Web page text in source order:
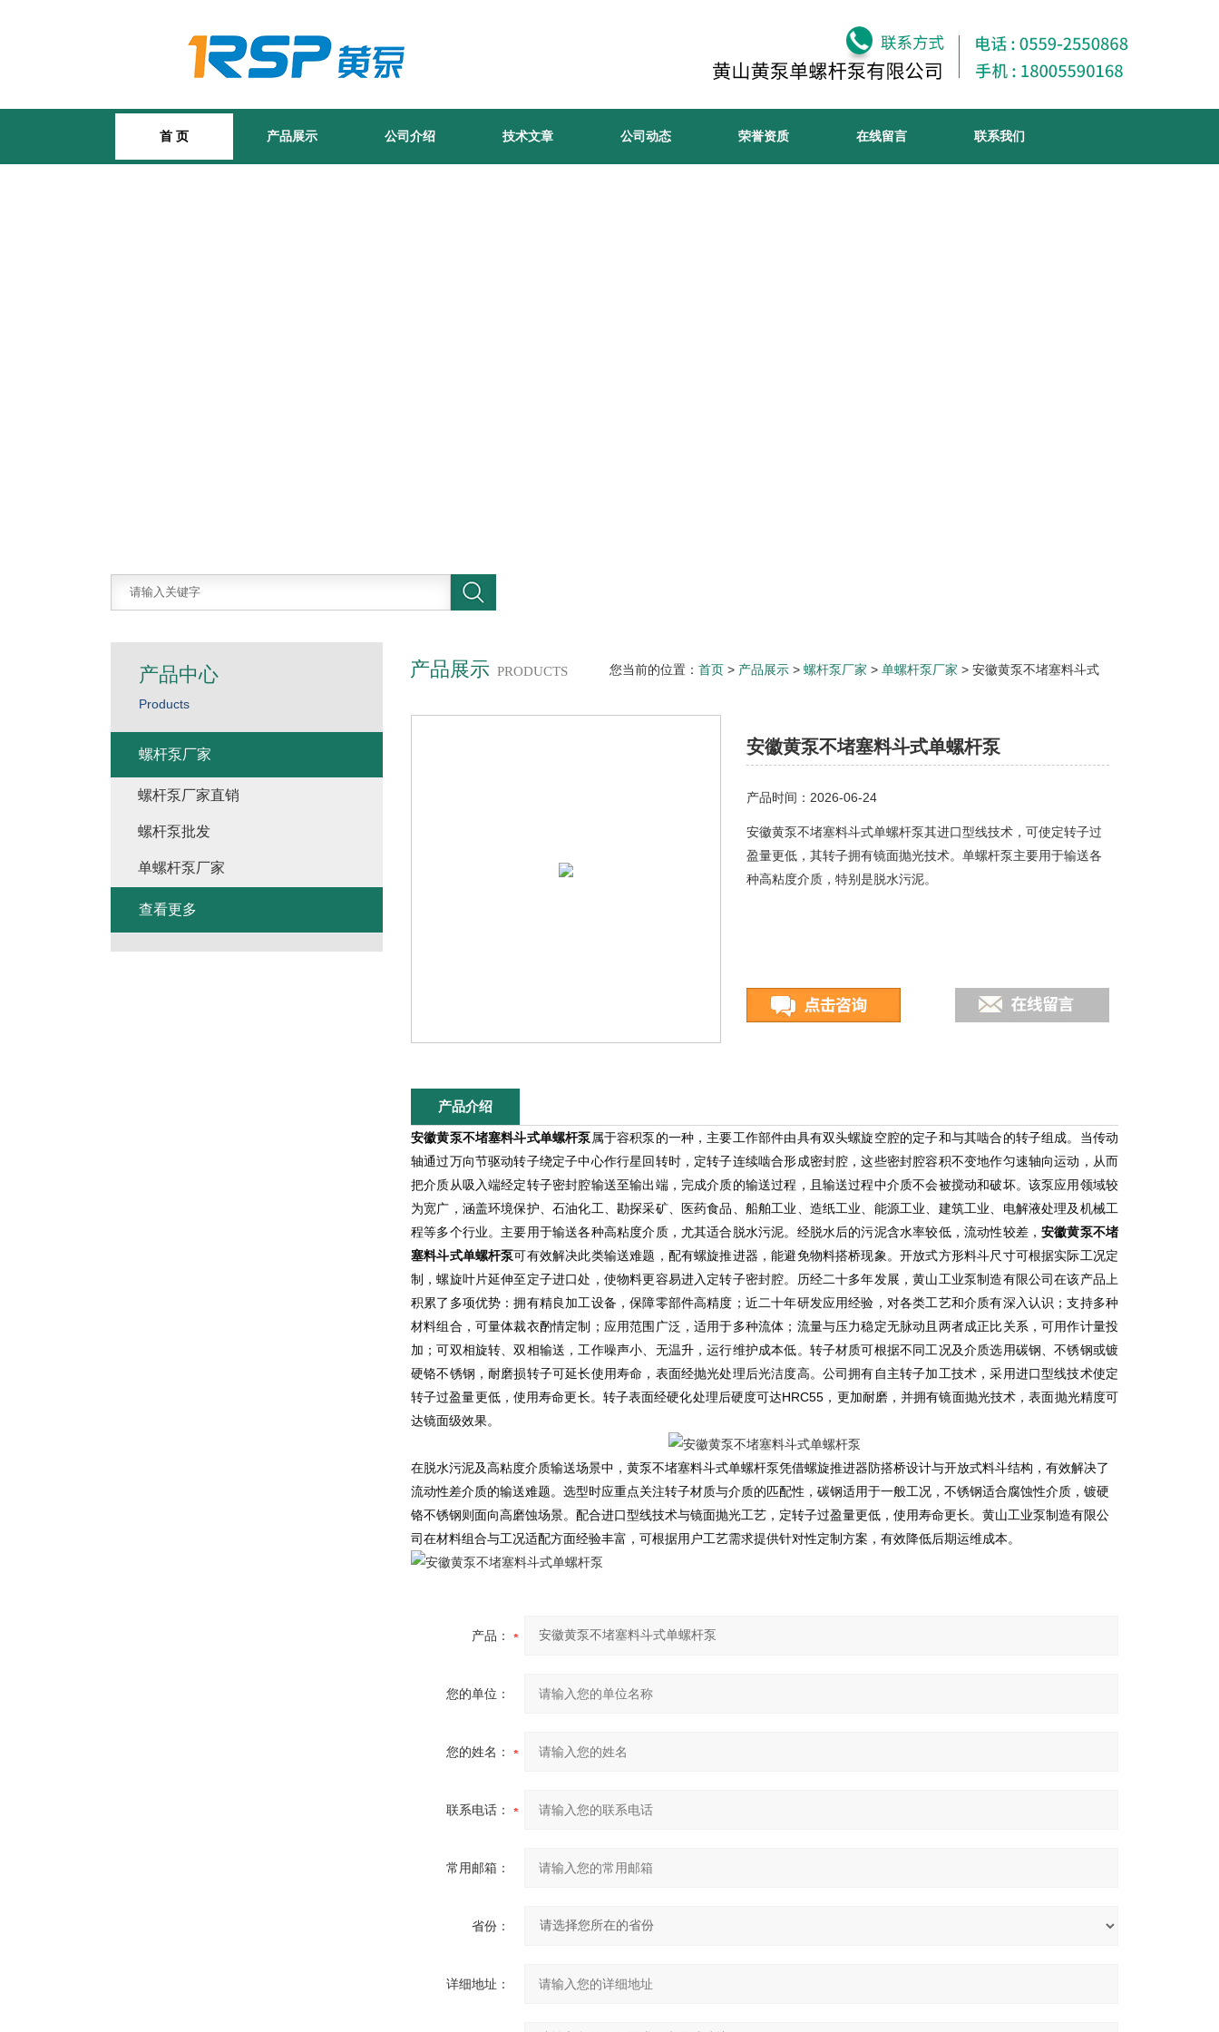
首 页 产品展示 公司介绍 技术文章 公司动态 荣誉资质 在线留言 联系我们
产品展示 PRODUCTS 您当前的位置： 首页 > 产品展示 > 螺杆泵厂家 > 单螺杆泵厂家 > 安徽黄泵不堵塞料斗式
安徽黄泵不堵塞料斗式单螺杆泵
产品时间：2026-06-24
安徽黄泵不堵塞料斗式单螺杆泵其进口型线技术，可使定转子过
盈量更低，其转子拥有镜面抛光技术。单螺杆泵主要用于输送各
种高粘度介质，特别是脱水污泥。
产品介绍
安徽黄泵不堵塞料斗式单螺杆泵属于容积泵的一种，主要工作部件由具有双头螺旋空腔的定子和与其啮合的转子组成。当传动
轴通过万向节驱动转子绕定子中心作行星回转时，定转子连续啮合形成密封腔，这些密封腔容积不变地作匀速轴向运动，从而
把介质从吸入端经定转子密封腔输送至输出端，完成介质的输送过程，且输送过程中介质不会被搅动和破坏。该泵应用领域较
为宽广，涵盖环境保护、石油化工、勘探采矿、医药食品、船舶工业、造纸工业、能源工业、建筑工业、电解液处理及机械工
程等多个行业。主要用于输送各种高粘度介质，尤其适合脱水污泥。经脱水后的污泥含水率较低，流动性较差，安徽黄泵不堵
塞料斗式单螺杆泵可有效解决此类输送难题，配有螺旋推进器，能避免物料搭桥现象。开放式方形料斗尺寸可根据实际工况定
制，螺旋叶片延伸至定子进口处，使物料更容易进入定转子密封腔。历经二十多年发展，黄山工业泵制造有限公司在该产品上
积累了多项优势：拥有精良加工设备，保障零部件高精度；近二十年研发应用经验，对各类工艺和介质有深入认识；支持多种
材料组合，可量体裁衣酌情定制；应用范围广泛，适用于多种流体；流量与压力稳定无脉动且两者成正比关系，可用作计量投
加；可双相旋转、双相输送，工作噪声小、无温升，运行维护成本低。转子材质可根据不同工况及介质选用碳钢、不锈钢或镀
硬铬不锈钢，耐磨损转子可延长使用寿命，表面经抛光处理后光洁度高。公司拥有自主转子加工技术，采用进口型线技术使定
转子过盈量更低，使用寿命更长。转子表面经硬化处理后硬度可达HRC55，更加耐磨，并拥有镜面抛光技术，表面抛光精度可
达镜面级效果。
在脱水污泥及高粘度介质输送场景中，黄泵不堵塞料斗式单螺杆泵凭借螺旋推进器防搭桥设计与开放式料斗结构，有效解决了
流动性差介质的输送难题。选型时应重点关注转子材质与介质的匹配性，碳钢适用于一般工况，不锈钢适合腐蚀性介质，镀硬
铬不锈钢则面向高磨蚀场景。配合进口型线技术与镜面抛光工艺，定转子过盈量更低，使用寿命更长。黄山工业泵制造有限公
司在材料组合与工况适配方面经验丰富，可根据用户工艺需求提供针对性定制方案，有效降低后期运维成本。
产品：
您的单位：
您的姓名：
联系电话：
常用邮箱：
省份：
详细地址：
产品中心
Products
螺杆泵厂家
螺杆泵厂家直销
螺杆泵批发
单螺杆泵厂家
查看更多